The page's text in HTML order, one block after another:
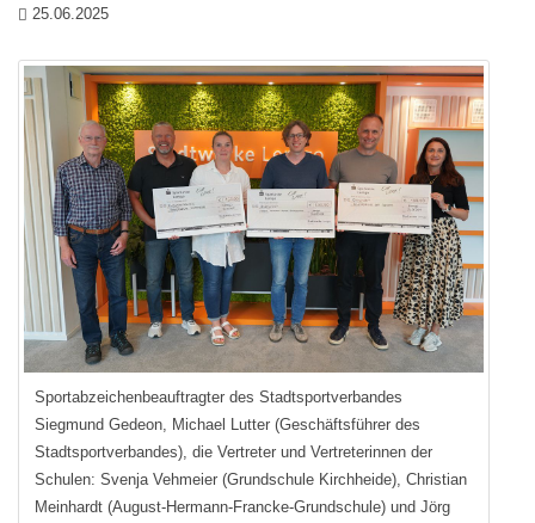
25.06.2025
Sportabzeichenbeauftragter des Stadtsportverbandes
Siegmund Gedeon, Michael Lutter (Geschäftsführer des
Stadtsportverbandes), die Vertreter und Vertreterinnen der
Schulen: Svenja Vehmeier (Grundschule Kirchheide), Christian
Meinhardt (August-Hermann-Francke-Grundschule) und Jörg